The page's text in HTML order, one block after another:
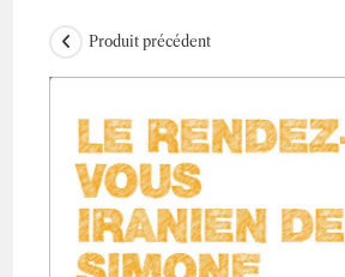
Produit précédent